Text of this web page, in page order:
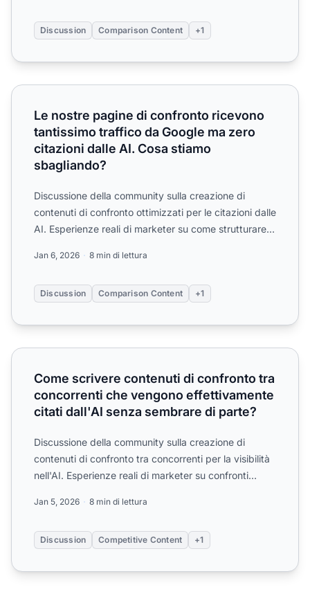
Discussion Comparison Content +1
Le nostre pagine di confronto ricevono tantissimo
Le nostre pagine di confronto ricevono
tantissimo traffico da Google ma zero
citazioni dalle AI. Cosa stiamo
sbagliando?
Discussione della community sulla creazione di
contenuti di confronto ottimizzati per le citazioni dalle
AI. Esperienze reali di marketer su come strutturare
Jan 6, 2026 8 min di lettura
Discussion Comparison Content +1
Come scrivere contenuti di confronto tra concorrenti
Come scrivere contenuti di confronto tra
concorrenti che vengono effettivamente
citati dall'AI senza sembrare di parte?
Discussione della community sulla creazione di
contenuti di confronto tra concorrenti per la visibilità
nell'AI. Esperienze reali di marketer su confronti
Jan 5, 2026 8 min di lettura
Discussion Competitive Content +1